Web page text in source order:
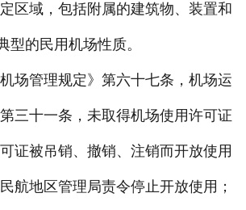
区域，包括附属的建筑物、装置和
型的民用机场性质。
管理规定》第六十七条，机场运
三十一条，未取得机场使用许可证
证被吊销、撤销、注销而开放使用
航地区管理局责令停止开放使用；